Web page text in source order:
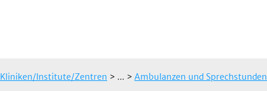
Kliniken/Institute/Zentren > ... > Ambulanzen und Sprechstunden